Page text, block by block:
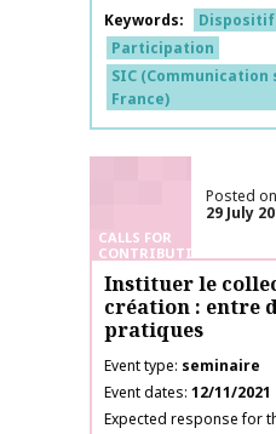
Keywords
Participation
SIC (Communication
France)
CALLS FOR
CONTRIBUTIONS
Posted on
29 July
Instituer le
création : entre
pratiques
Event type seminaire
Event dates 12/11/2021
Expected response for